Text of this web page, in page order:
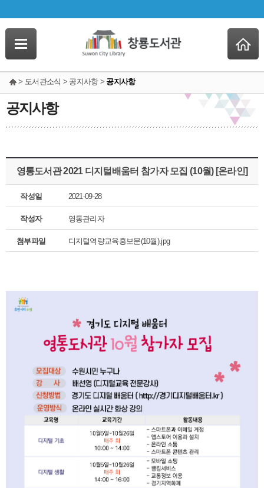
> 도서관소식 > 공지사항 > 공지사항
공지사항
영통도서관 2021 디지털배움터 참가자 모집 (10월) [온라인]
작성일 2021-09-28
작성자 영통관리자
첨부파일 디지털역량교육홍보문(10월).jpg